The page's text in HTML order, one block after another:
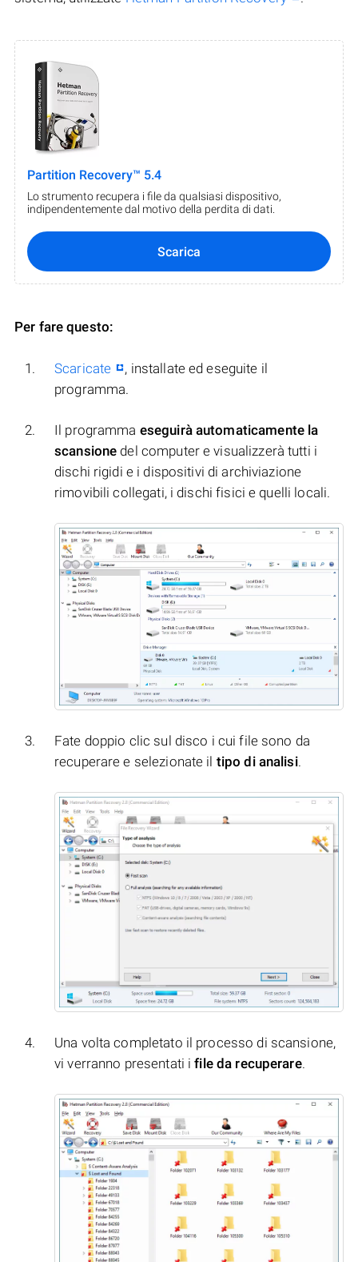
Partition Recovery™ 5.4
Lo strumento recupera i file da qualsiasi dispositivo,
indipendentemente dal motivo della perdita di dati.
Scarica
Per fare questo:
Scaricate
, installate ed eseguite il
programma.
Il programma eseguirà automaticamente la
scansione del computer e visualizzerà tutti i
dischi rigidi e i dispositivi di archiviazione
rimovibili collegati, i dischi fisici e quelli locali.
Fate doppio clic sul disco i cui file sono da
recuperare e selezionate il tipo di analisi.
Una volta completato il processo di scansione,
vi verranno presentati ifile da recuperare.